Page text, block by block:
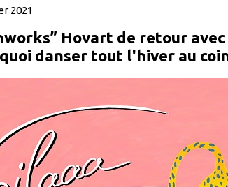
2021
Hovart de retour
danser tout l'hiver au